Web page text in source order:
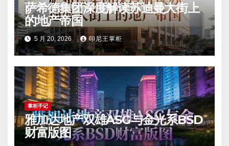
萨希德集团深度解读苏迪曼大街上
的地产帝国
5 月 20, 2026 印尼王掌柜
掌柜手记
雅加达地产双雄ASG与金光系BSD
财富版图